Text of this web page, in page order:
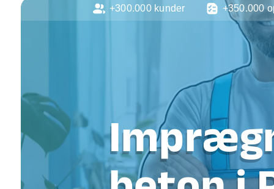
Affaldsfjernelse
Afhentning af
Anlæg af terrasse
Cykel reparation
Flyttehjælp
Gulvlaminering
Hårde hvidevare
Hjælp til mobil, pc,
Installation af ildsted
Møbelsamling og
Ophængning af
+300.000 kunder +350.000